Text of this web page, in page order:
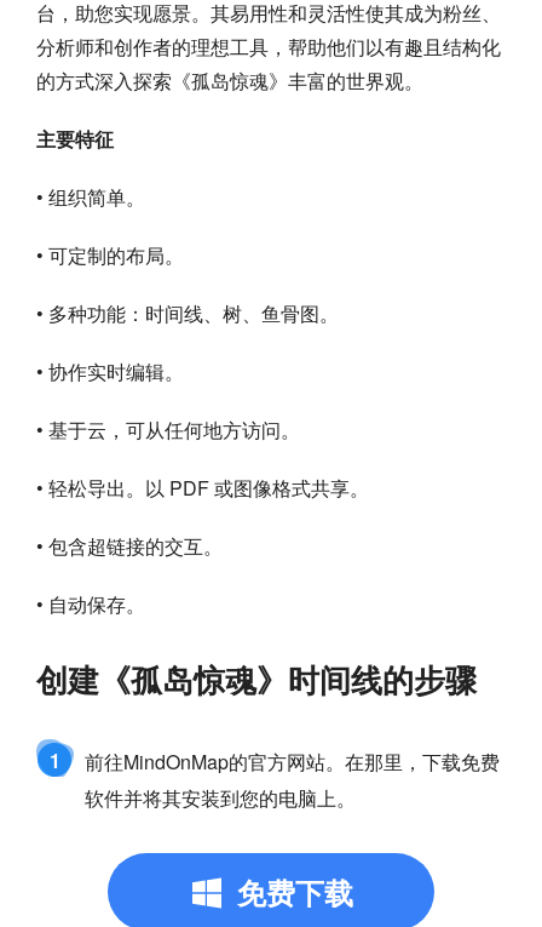
台，助您实现愿景。其易用性和灵活性使其成为粉丝、
分析师和创作者的理想工具，帮助他们以有趣且结构化
的方式深入探索《孤岛惊魂》丰富的世界观。
主要特征
• 组织简单。
• 可定制的布局。
• 多种功能：时间线、树、鱼骨图。
• 协作实时编辑。
• 基于云，可从任何地方访问。
• 轻松导出。以 PDF 或图像格式共享。
• 包含超链接的交互。
• 自动保存。
创建《孤岛惊魂》时间线的步骤
1
前往MindOnMap的官方网站。在那里，下载免费
软件并将其安装到您的电脑上。
免费下载